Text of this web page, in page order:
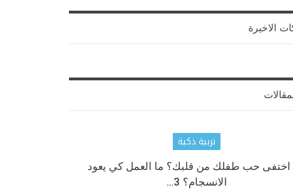
الاخيرة
تربية ذكية
حب طفلك من قلبك؟ ما العمل كي يعود
الانسجام؟ 3…